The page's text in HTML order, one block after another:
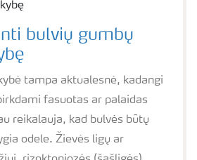
bulvių gumbų
tampa aktualesnė, kadangi
fasuotas ar palaidas
reikalauja, kad bulvės būtų
odele. Žievės ligų ar